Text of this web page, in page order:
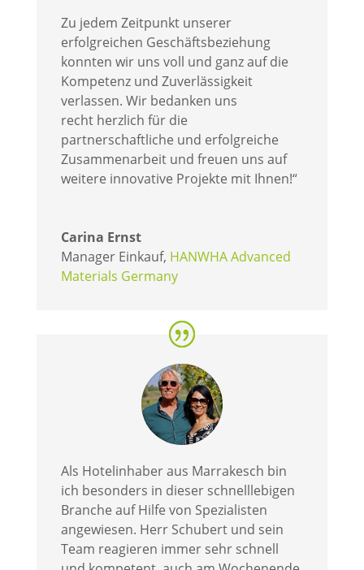
Zu jedem Zeitpunkt unserer
erfolgreichen Geschäftsbeziehung
konnten wir uns voll und ganz auf die
Kompetenz und Zuverlässigkeit
verlassen. Wir bedanken uns
recht herzlich für die
partnerschaftliche und erfolgreiche
Zusammenarbeit und freuen uns auf
weitere innovative Projekte mit Ihnen!“
Carina Ernst
Manager Einkauf, HANWHA Advanced
Materials Germany
Als Hotelinhaber aus Marrakesch bin
ich besonders in dieser schnelllebigen
Branche auf Hilfe von Spezialisten
angewiesen. Herr Schubert und sein
Team reagieren immer sehr schnell